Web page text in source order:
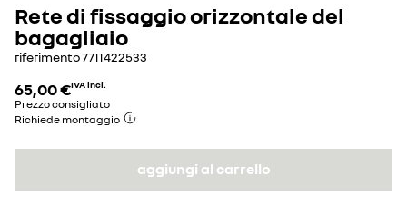
Rete di fissaggio orizzontale del
bagagliaio
riferimento7711422533
65,00 €IVA incl.
Prezzo consigliato
Richiede montaggio
aggiungi al carrello